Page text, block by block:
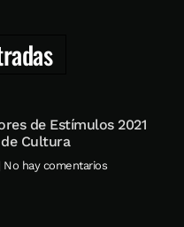
de Estímulos 2021
Cultura
No hay comentarios